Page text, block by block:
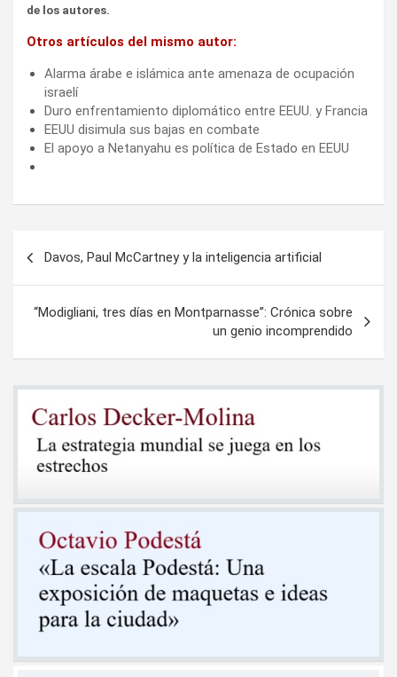
de los autores.
Otros artículos del mismo autor:
Alarma árabe e islámica ante amenaza de ocupación
israelí
Duro enfrentamiento diplomático entre EEUU. y Francia
EEUU disimula sus bajas en combate
El apoyo a Netanyahu es política de Estado en EEUU
entradas
Davos, Paul McCartney y la inteligencia artificial
“Modigliani, tres días en Montparnasse”: Crónica sobre
un genio incomprendido